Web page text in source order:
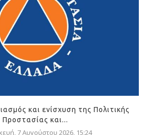
και ενίσχυση της Πολιτικής
Προστασίας και...
7 Αυγούστου 2026, 15:24